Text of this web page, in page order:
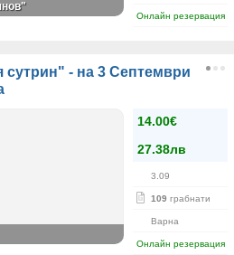
Онлайн резервация
сутрин" - на 3 Септември
14.00€
27.38лв
3.09
109 грабнати
Варна
Онлайн резервация